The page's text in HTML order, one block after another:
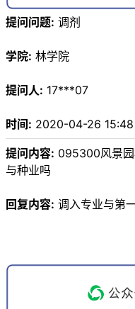
提问问题: 调剂
学院: 林学院
提问人: 17***07
时间: 2020-04-26 15:48
提问内容: 095300风景
与种业吗
回复内容: 调入专业与第